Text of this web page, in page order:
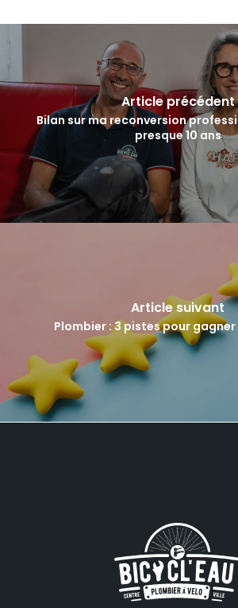
Article précédent
Bilan sur ma reconversion
presque 10 ans
Article suivant
Plombier : 3 pistes pour